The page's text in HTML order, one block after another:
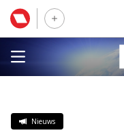
Nieuws